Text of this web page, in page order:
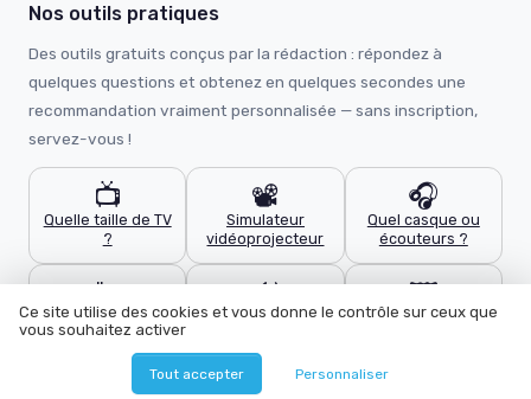
Nos outils pratiques
Des outils gratuits conçus par la rédaction : répondez à
quelques questions et obtenez en quelques secondes une
recommandation vraiment personnalisée — sans inscription,
servez-vous !
📺
Quelle taille de TV
?
📽️
Simulateur
vidéoprojecteur
🎧
Quel casque ou
écouteurs ?
🔌
Quel câble HDMI ?
🔊
Calculateur home
🖼️
Quel support TV
Ce site utilise des cookies et vous donne le contrôle sur ceux que
vous souhaitez activer
Tout accepter Personnaliser